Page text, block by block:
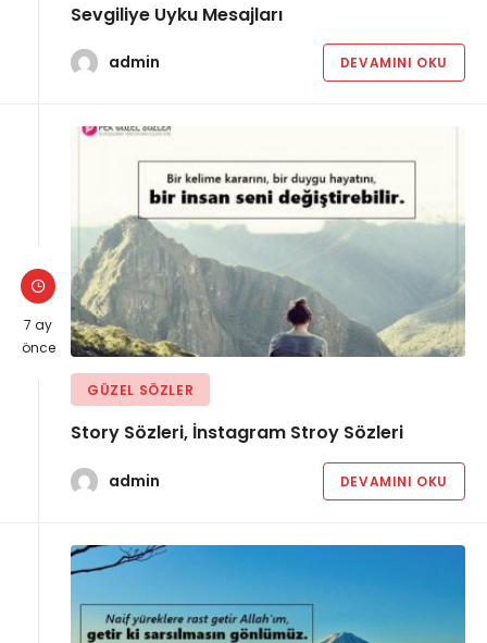
Sevgiliye Uyku Mesajları
admin DEVAMINI OKU
7 ay
önce
GÜZEL SÖZLER
Story Sözleri, İnstagram Stroy Sözleri
admin DEVAMINI OKU